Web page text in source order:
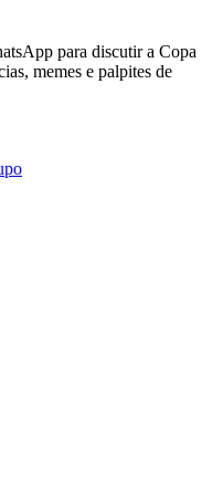
para discutir a Copa
memes e palpites de